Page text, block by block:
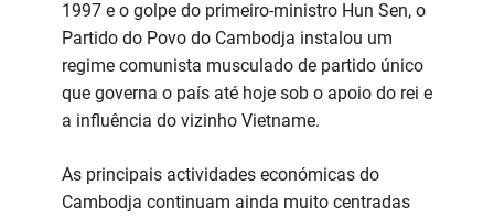
1997 e o golpe do primeiro-ministro Hun Sen, o
Partido do Povo do Cambodja instalou um
regime comunista musculado de partido único
que governa o país até hoje sob o apoio do rei e
a influência do vizinho Vietname.
As principais actividades económicas do
Cambodja continuam ainda muito centradas